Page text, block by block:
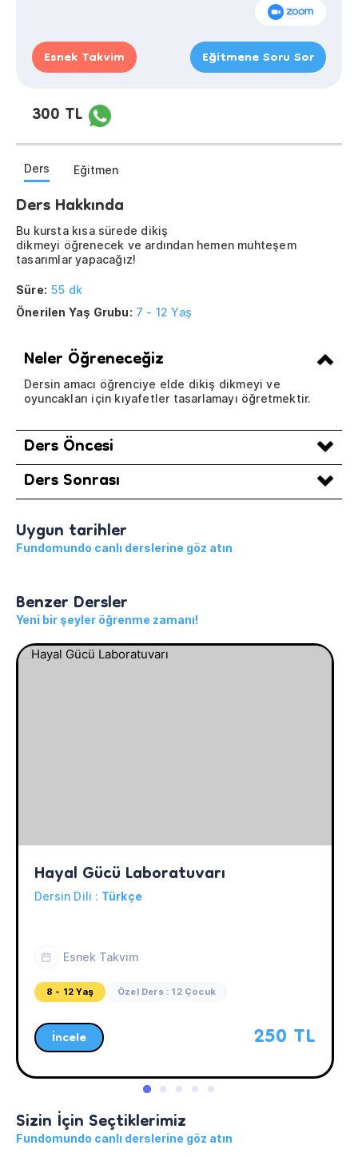
Esnek Takvim Eğitmene Soru Sor
300 TL
Ders Eğitmen
Ders Hakkında
Bu kursta kısa sürede dikiş
dikmeyi öğrenecek ve ardından hemen muhteşem
tasarımlar yapacağız!
Süre: 55 dk
Önerilen Yaş Grubu: 7 - 12 Yaş
Neler Öğreneceğiz
Dersin amacı öğrenciye elde dikiş dikmeyi ve
oyuncakları için kıyafetler tasarlamayı öğretmektir.
Ders Öncesi
Ders Sonrası
Uygun tarihler
Fundomundo canlı derslerine göz atın
Benzer Dersler
Yeni bir şeyler öğrenme zamanı!
Hayal Gücü Laboratuvarı
Dersin Dili : Türkçe
Esnek Takvim
8 - 12 Yaş Özel Ders : 12 Çocuk
İncele 250 TL
Sizin İçin Seçtiklerimiz
Fundomundo canlı derslerine göz atın